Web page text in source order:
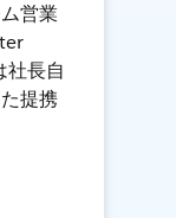
営業
社長自
提携